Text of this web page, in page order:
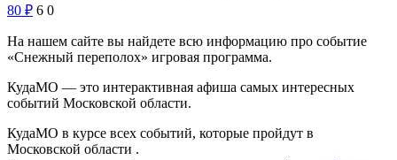
80 ₽ 6 0
На нашем сайте вы найдете всю информацию про событие
«Снежный переполох» игровая программа.
КудаМО — это интерактивная афиша самых интересных
событий Московской области.
КудаМО в курсе всех событий, которые пройдут в
Московской области .